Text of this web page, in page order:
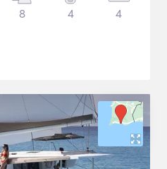
8 4 4